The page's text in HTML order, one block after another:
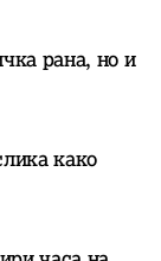
рана, но и
како